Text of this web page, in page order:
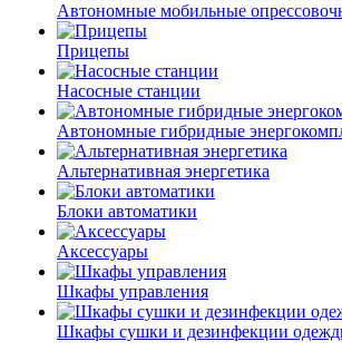
Автономные мобильные
Прицепы
Насосные станции
Автономные гибридные
Альтернативная энергетика
Блоки автоматики
Аксессуары
Шкафы управления
Шкафы сушки и дезинфекции